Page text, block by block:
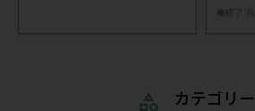
カテゴリー